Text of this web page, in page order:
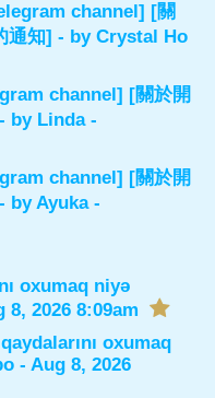
channel] [關
通知] - byCrystal Ho
channel] [關於開
- by Linda-
channel] [關於開
- byAyuka-
oxumaq niyə
8, 2026 8:09am
oxumaq
- Aug 8, 2026